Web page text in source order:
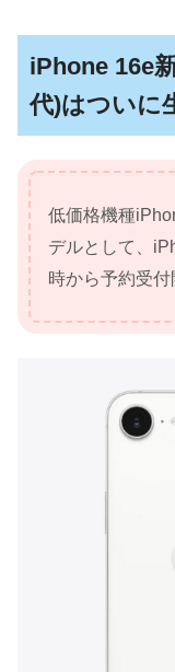
iPhone 16e
代)はついに
低価格機種
デルとして、
時から予約受付